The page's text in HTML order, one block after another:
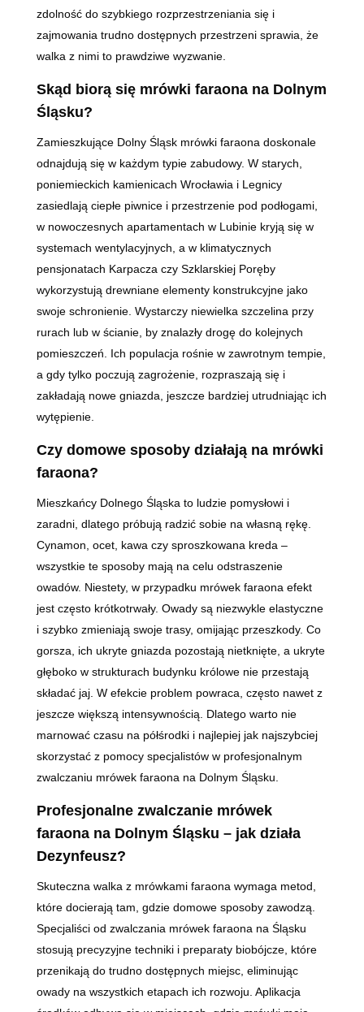
zdolność do szybkiego rozprzestrzeniania się i
zajmowania trudno dostępnych przestrzeni sprawia, że
walka z nimi to prawdziwe wyzwanie.
Skąd biorą się mrówki faraona na Dolnym
Śląsku?
Zamieszkujące Dolny Śląsk mrówki faraona doskonale
odnajdują się w każdym typie zabudowy. W starych,
poniemieckich kamienicach Wrocławia i Legnicy
zasiedlają ciepłe piwnice i przestrzenie pod podłogami,
w nowoczesnych apartamentach w Lubinie kryją się w
systemach wentylacyjnych, a w klimatycznych
pensjonatach Karpacza czy Szklarskiej Poręby
wykorzystują drewniane elementy konstrukcyjne jako
swoje schronienie. Wystarczy niewielka szczelina przy
rurach lub w ścianie, by znalazły drogę do kolejnych
pomieszczeń. Ich populacja rośnie w zawrotnym tempie,
a gdy tylko poczują zagrożenie, rozpraszają się i
zakładają nowe gniazda, jeszcze bardziej utrudniając ich
wytępienie.
Czy domowe sposoby działają na mrówki
faraona?
Mieszkańcy Dolnego Śląska to ludzie pomysłowi i
zaradni, dlatego próbują radzić sobie na własną rękę.
Cynamon, ocet, kawa czy sproszkowana kreda –
wszystkie te sposoby mają na celu odstraszenie
owadów. Niestety, w przypadku mrówek faraona efekt
jest często krótkotrwały. Owady są niezwykle elastyczne
i szybko zmieniają swoje trasy, omijając przeszkody. Co
gorsza, ich ukryte gniazda pozostają nietknięte, a ukryte
głęboko w strukturach budynku królowe nie przestają
składać jaj. W efekcie problem powraca, często nawet z
jeszcze większą intensywnością. Dlatego warto nie
marnować czasu na półśrodki i najlepiej jak najszybciej
skorzystać z pomocy specjalistów w profesjonalnym
zwalczaniu mrówek faraona na Dolnym Śląsku.
Profesjonalne zwalczanie mrówek
faraona na Dolnym Śląsku – jak działa
Dezynfeusz?
Skuteczna walka z mrówkami faraona wymaga metod,
które docierają tam, gdzie domowe sposoby zawodzą.
Specjaliści od zwalczania mrówek faraona na Śląsku
stosują precyzyjne techniki i preparaty biobójcze, które
przenikają do trudno dostępnych miejsc, eliminując
owady na wszystkich etapach ich rozwoju. Aplikacja